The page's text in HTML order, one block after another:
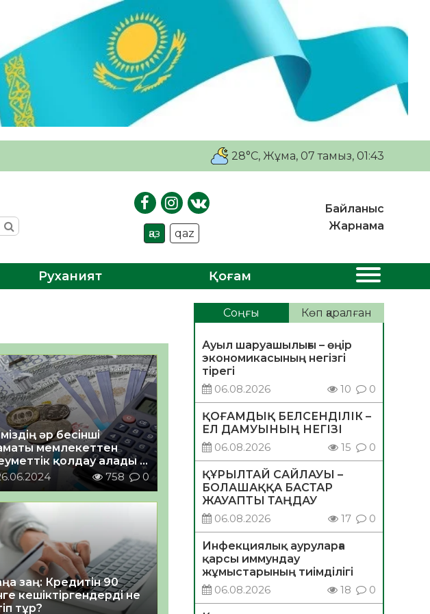
28°C, Жұма, 07 тамыз, 01:43
қаз qaz
Байланыс
Жарнама
Руханият Қоғам
әр бесінші
мемлекеттен
қолдау алады –
758 0
заң: Кредитін 90
кешіктіргендерді не
тұр?
Соңғы Көп қаралған
Ауыл шаруашылығы – өңір
экономикасының негізгі
тірегі
06.08.2026
10 0
ҚОҒАМДЫҚ БЕЛСЕНДІЛІК –
ЕЛ ДАМУЫНЫҢ НЕГІЗІ
06.08.2026
15 0
ҚҰРЫЛТАЙ САЙЛАУЫ –
БОЛАШАҚҚА БАСТАР
ЖАУАПТЫ ТАҢДАУ
06.08.2026
17 0
Инфекциялық ауруларға
қарсы иммундау
жұмыстарының тиімділігі
06.08.2026
18 0